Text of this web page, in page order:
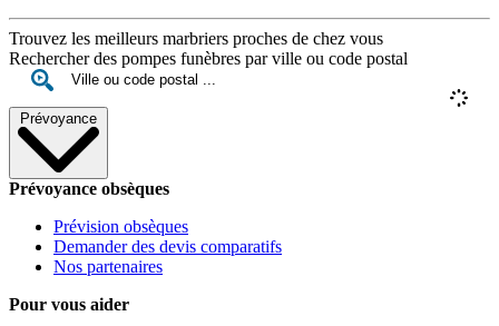
Trouvez les meilleurs marbriers proches de chez vous
Rechercher des pompes funèbres par ville ou code postal
Prévoyance
Prévoyance obsèques
Prévision obsèques
Demander des devis comparatifs
Nos partenaires
Pour vous aider